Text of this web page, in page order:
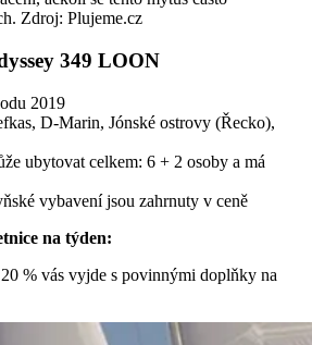
Zdroj: Plujeme.cz
349 LOON
2019
D-Marin, Jónské ostrovy (Řecko),
ubytovat celkem: 6 + 2 osoby a má
vybavení jsou zahrnuty v ceně
na týden:
% vás vyjde s povinnými doplňky na